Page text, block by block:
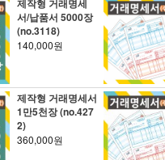
제작형 거래명세
서/납품서 5000장
(no.3118)
140,000원
제작형 거래명세서
1만5천장 (no.427
2)
360,000원